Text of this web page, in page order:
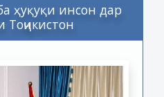
ҳуқуқи инсон дар